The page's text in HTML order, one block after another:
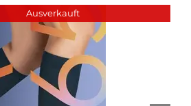
Ausverkauft